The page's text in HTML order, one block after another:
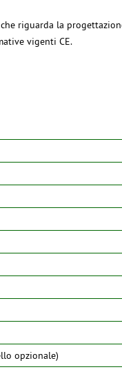
riguarda la
vigenti CE.
opzionale)